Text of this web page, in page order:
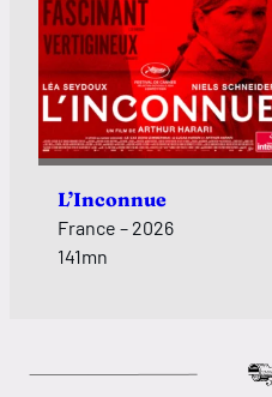
L’Inconnue
France – 2026
141mn